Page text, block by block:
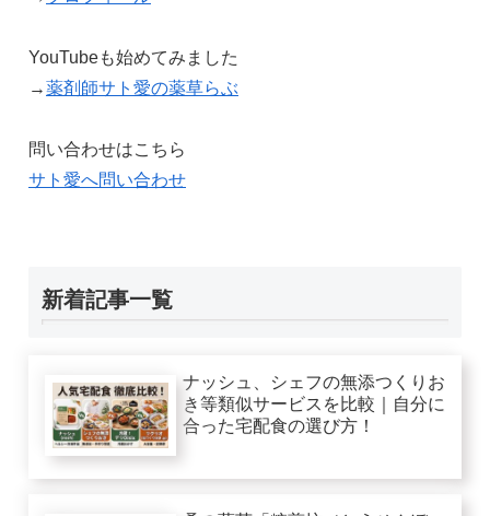
YouTubeも始めてみました
→薬剤師サト愛の薬草らぶ
問い合わせはこちら
サト愛へ問い合わせ
新着記事一覧
ナッシュ、シェフの無添つくりお
き等類似サービスを比較｜自分に
合った宅配食の選び方！